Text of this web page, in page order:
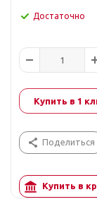
Достаточно
Купить в 1
Поделиться
Купить в